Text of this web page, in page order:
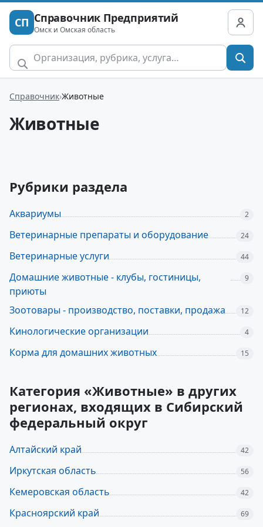
СП Справочник Предприятий
Омск и Омская область
Справочник Животные
Животные
Рубрики раздела
Аквариумы 2
Ветеринарные препараты и оборудование 24
Ветеринарные услуги 44
Домашние животные - клубы, гостиницы,
приюты
9
Зоотовары - производство, поставки, продажа 12
Кинологические организации 4
Корма для домашних животных 15
Категория «Животные» в других
регионах, входящих в Сибирский
федеральный округ
Алтайский край 42
Иркутская область 56
Кемеровская область 42
Красноярский край 69